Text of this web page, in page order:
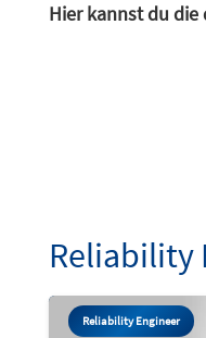
Hier kannst du
Reliability
Reliability Engineer